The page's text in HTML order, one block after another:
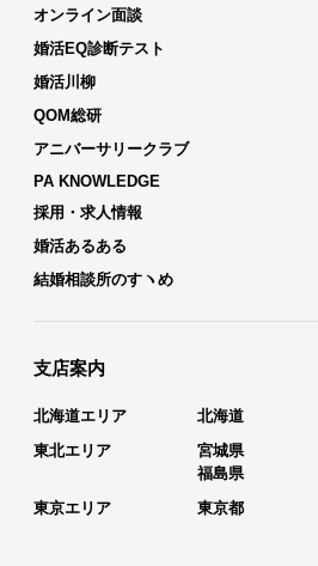
オンライン面談
婚活EQ診断テスト
婚活川柳
QOM総研
アニバーサリークラブ
PA KNOWLEDGE
採用・求人情報
婚活あるある
結婚相談所のすヽめ
支店案内
北海道エリア 北海道
東北エリア
宮城県
福島県
東京エリア
東京都